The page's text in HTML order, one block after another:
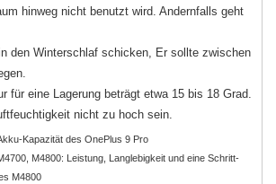
hinweg nicht benutzt wird. Andernfalls geht
den Winterschlaf schicken, Er sollte zwischen
für eine Lagerung beträgt etwa 15 bis 18 Grad.
nicht zu hoch sein.
Kapazität des OnePlus 9 Pro
M4800: Leistung, Langlebigkeit und eine Schritt-
M4800